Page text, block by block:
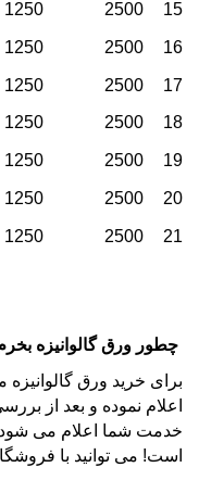
15
2500
1250
16
2500
1250
17
2500
1250
18
2500
1250
19
2500
1250
20
2500
1250
21
2500
1250
چطور ورق گالوانیزه
برای خرید ورق
اعلام نموده و بعد از
خدمت شما اعلام می
است! می توانید با